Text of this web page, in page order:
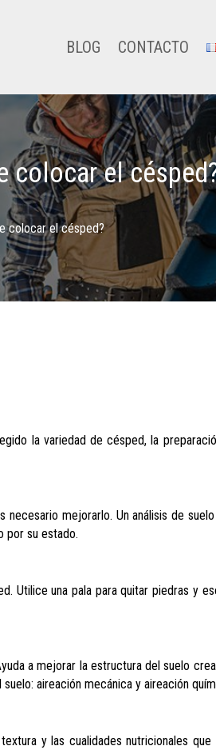
BLOG CONTACTO
colocar el
colocar el césped?
la variedad de césped, la
mejorarlo. Un análisis de
por su estado.
Utilice una pala para quitar piedras y
a mejorar la estructura del suelo
aireación mecánica y aireación
y las cualidades nutricionales